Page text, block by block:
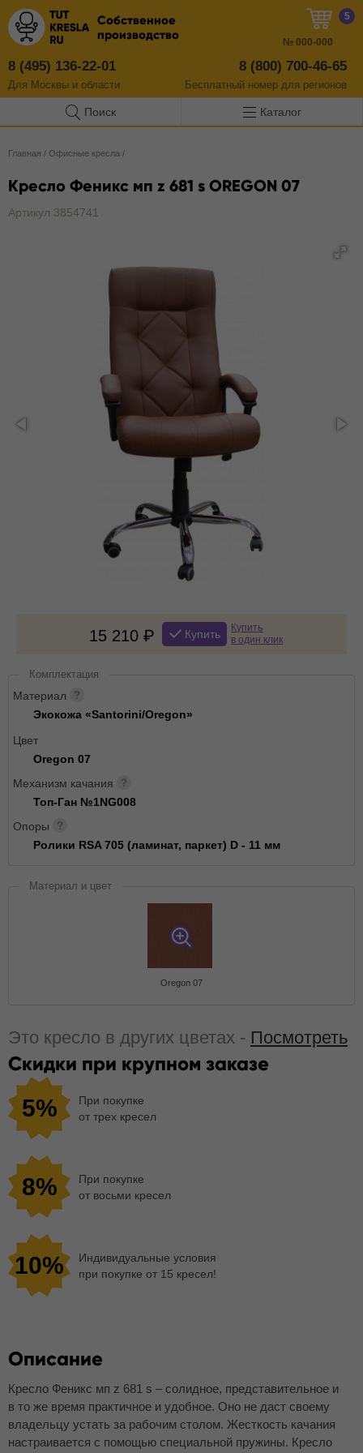
Собственное
производство
8 (495) 136-22-01
Для Москвы и области
8 (800) 700-46-65
Бесплатный номер для регионов
5
№ 000-000
Поиск Каталог
Главная / Офисные кресла /
Кресло Феникс мп z 681 s OREGON 07
Артикул 3854741
15 210 Купить
Купить
в один клик
Комплектация
Материал
Экокожа «Santorini/Oregon»
Цвет
Oregon 07
Механизм качания
Топ-Ган №1NG008
Опоры
Ролики RSA 705 (ламинат, паркет) D - 11 мм
Материал и цвет
Oregon 07
Это кресло в других цветах - Посмотреть
Скидки при крупном заказе
5%
При покупке
от трех кресел
8%
При покупке
от восьми кресел
10%
Индивидуальные условия
при покупке от 15 кресел!
Описание
Кресло Феникс мп z 681 s – солидное, представительное и
в то же время практичное и удобное. Оно не даст своему
владельцу устать за рабочим столом. Жесткость качания
настраивается с помощью специальной пружины. Кресло